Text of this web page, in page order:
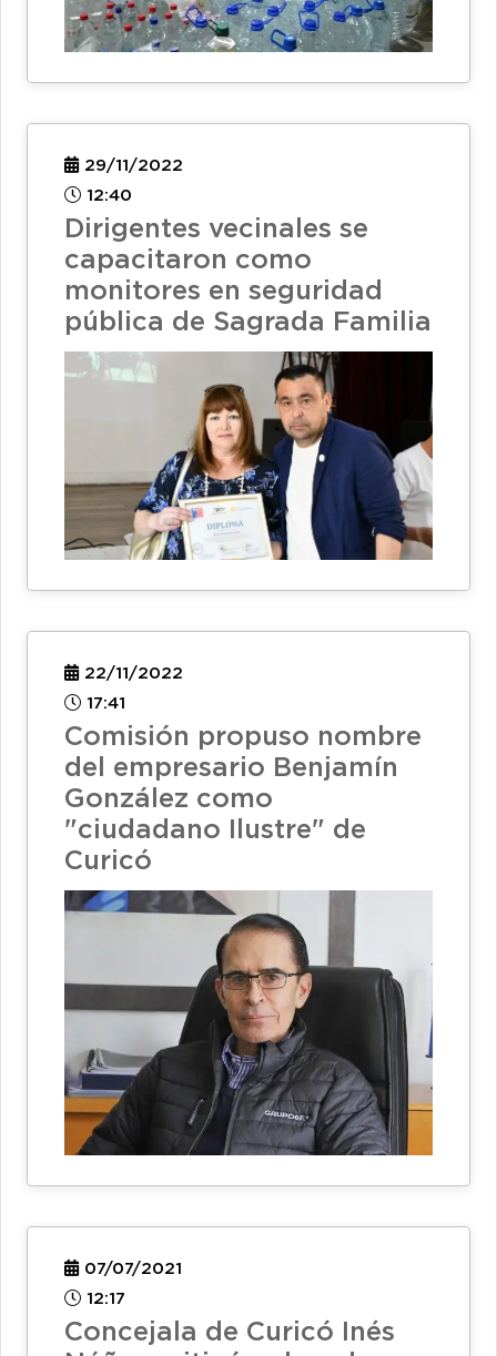
29/11/2022
12:40
Dirigentes vecinales se
capacitaron como
monitores en seguridad
pública de Sagrada Familia
22/11/2022
17:41
Comisión propuso nombre
del empresario Benjamín
González como
"ciudadano Ilustre" de
Curicó
07/07/2021
12:17
Concejala de Curicó Inés